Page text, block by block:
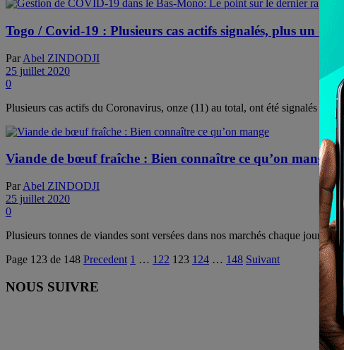
Togo / Covid-19 : Plusieurs cas actifs signalés, plus un décès
Par Abel ZINDODJI
25 juillet 2020
0
Plusieurs cas actifs du Coronavirus, onze (11) au total, ont été signalés
Viande de bœuf fraîche : Bien connaître ce qu’on mange
Par Abel ZINDODJI
25 juillet 2020
0
Plusieurs tonnes de viandes sont versées dans nos marchés chaque jour
Page 123 de 148 Precedent 1 … 122 123 124 … 148 Suivant
NOUS SUIVRE